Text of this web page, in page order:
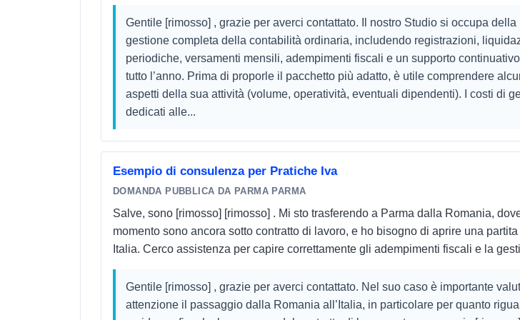
stipulata dall\\\\\\\'I.N.T. con Assicurazione Generali a favore di tutti gli iscritti
attività).Gentile [rimosso] , grazie per averci contattato. Il nostro Studio si occupa della
gestione completa della contabilità ordinaria, includendo registrazioni,
periodiche, versamenti mensili, adempimenti fiscali e un supporto
tutto l’anno. Prima di proporle il pacchetto più adatto, è utile comprendere
aspetti della sua attività (volume, operatività, eventuali dipendenti). I costi di
dedicati alle...
Esempio di consulenza per Pratiche Iva
DOMANDA PUBBLICA DA PARMA PARMA
Salve, sono [rimosso] [rimosso] . Mi sto trasferendo a Parma dalla Romania,
momento sono ancora sotto contratto di lavoro, e ho bisogno di aprire una partita
Italia. Cerco assistenza per capire correttamente gli adempimenti fiscali e la
Gentile [rimosso] , grazie per averci contattato. Nel suo caso è importante
attenzione il passaggio dalla Romania all’Italia, in particolare per quanto